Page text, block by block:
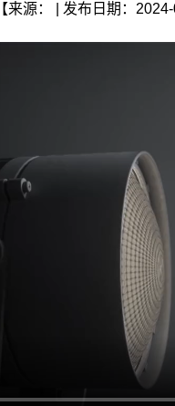
【来源： | 发布日期：